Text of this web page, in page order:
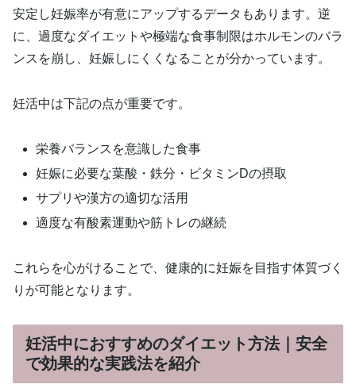
安定し妊娠率が有意にアップするデータもあります。逆
に、過度なダイエットや極端な食事制限はホルモンのバラ
ンスを崩し、妊娠しにくくなることが分かっています。
妊活中は下記の点が重要です。
栄養バランスを意識した食事
妊娠に必要な葉酸・鉄分・ビタミンDの摂取
サプリや漢方の適切な活用
適度な有酸素運動や筋トレの継続
これらを心がけることで、健康的に妊娠を目指す体質づく
りが可能となります。
妊活中におすすめのダイエット方法｜安全
で効果的な実践法を紹介